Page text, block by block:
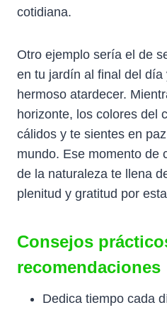
cotidiana.
Otro ejemplo sería el de
en tu jardín al final del día
hermoso atardecer.
horizonte, los colores del
cálidos y te sientes en
mundo. Ese momento de
de la naturaleza te llena
plenitud y gratitud por
Consejos
recomendaciones
Dedica tiempo cada